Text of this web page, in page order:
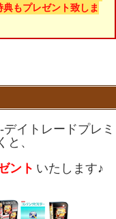
もプレゼント致しま
イトレードプレミ
と、
ント いたします♪